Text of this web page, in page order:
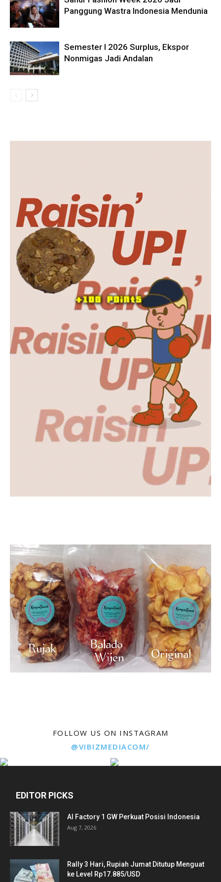
Panggung Wastra Indonesia Mendunia
Semester I 2026 Surplus, Ekspor
Nonmigas Jadi Andalan
FOLLOW US ON INSTAGRAM
@VIBIZMEDIACOM/
EDITOR PICKS
AI Factory 1 GW Perkuat Posisi Indonesia
Aug 7, 2026
Rally 3 Hari, Rupiah Jumat Ditutup Menguat
ke Level Rp17.885/USD